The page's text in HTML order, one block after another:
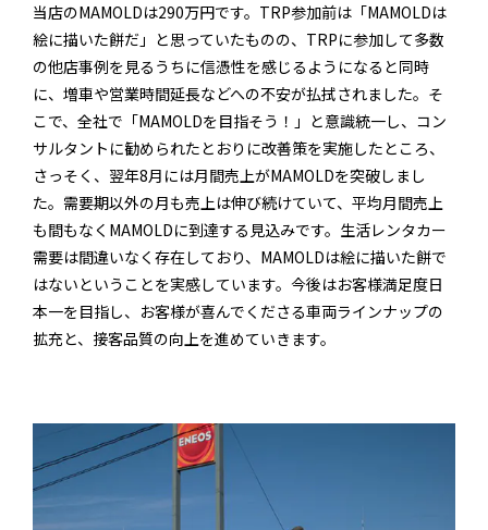
当店のMAMOLDは290万円です。TRP参加前は「MAMOLDは
絵に描いた餅だ」と思っていたものの、TRPに参加して多数
の他店事例を見るうちに信憑性を感じるようになると同時
に、増車や営業時間延長などへの不安が払拭されました。そ
こで、全社で「MAMOLDを目指そう！」と意識統一し、コン
サルタントに勧められたとおりに改善策を実施したところ、
さっそく、翌年8月には月間売上がMAMOLDを突破しまし
た。需要期以外の月も売上は伸び続けていて、平均月間売上
も間もなくMAMOLDに到達する見込みです。生活レンタカー
需要は間違いなく存在しており、MAMOLDは絵に描いた餅で
はないということを実感しています。今後はお客様満足度日
本一を目指し、お客様が喜んでくださる車両ラインナップの
拡充と、接客品質の向上を進めていきます。